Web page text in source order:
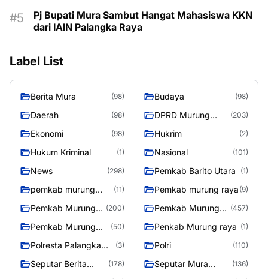
Pj Bupati Mura Sambut Hangat Mahasiswa KKN
dari IAIN Palangka Raya
Label List
Berita Mura (98) Budaya (98)
Daerah (98)
DPRD Murung
(203)
Ekonomi (98) Hukrim (2)
Hukum Kriminal (1) Nasional (101)
News (298) Pemkab Barito Utara (1)
pemkab murung
(11) Pemkab murung raya (9)
Pemkab Murung
(200)
Pemkab Murung
(457)
Pemkab Murung
(50) Penkab Murung raya (1)
Polresta Palangka
(3) Polri (110)
Seputar Berita
(178)
Seputar Mura
(136)